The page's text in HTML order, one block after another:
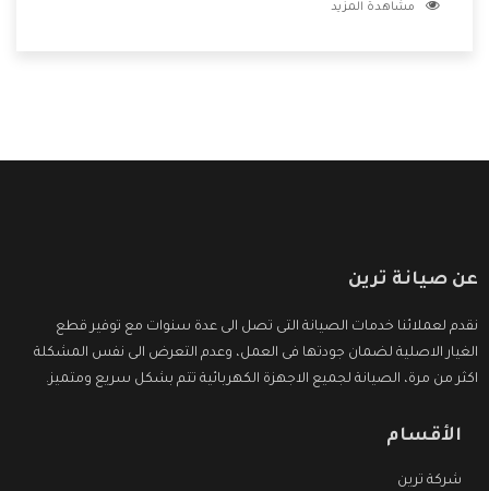
الشركة بها والتى تكون منها خدمة الصيانة التى تكون من أهم
مشاهدة المزيد
عن صيانة ترين
نقدم لعملائنا خدمات الصيانة التى تصل الى عدة سنوات مع توفير قطع
الغيار الاصلية لضمان جودتها فى العمل، وعدم التعرض الى نفس المشكلة
اكثر من مرة، الصيانة لجميع الاجهزة الكهربائية تتم بشكل سريع ومتميز.
الأقسام
شركة ترين